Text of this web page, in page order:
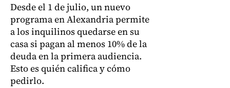
Desde el 1 de julio, un nuevo
programa en Alexandria permite
a los inquilinos quedarse en su
casa si pagan al menos 10% de la
deuda en la primera audiencia.
Esto es quién califica y cómo
pedirlo.